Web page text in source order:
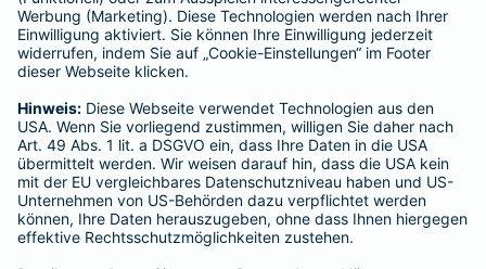
Tierversicherungen
Haftpflichtversicherung
Hausratversicherung
SERVICE
Adresse ändern
Schaden melden
Kilometerstandsmeldung
Serviceübersicht